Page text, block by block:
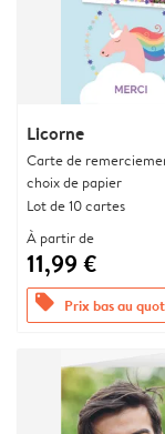
Licorne
Carte de
choix de papier
Lot de 10 cartes
À partir de
11,99 €
offers Prix bas au